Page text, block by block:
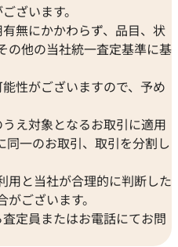
計の査定をしております。現
持っており、世界基準での
は円安のため海外に販売す
をすることができます。お
がありますので是非おたか
らやでは、動かなくなった
たものでも買取が可能で
あっても100万円以上で買取
になるものがございました
ン
ざいます。
無にかかわらず、品目、状
の他の当社統一査定基準に基
性がございますので、予め
え対象となるお取引に適用
同一のお取引、取引を分割し
用と当社が合理的に判断した
ございます。
定員またはお電話にてお問